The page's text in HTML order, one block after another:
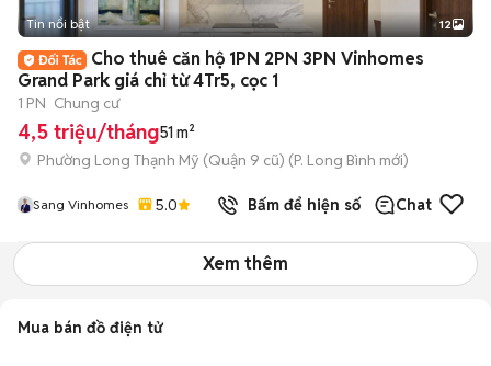
+2
Tin nổi bật 12
Cho thuê căn hộ 1PN 2PN 3PN Vinhomes
Grand Park giá chỉ từ 4Tr5, cọc 1
1 PN Chung cư
4,5 triệu/tháng51 m²
Phường Long Thạnh Mỹ (Quận 9 cũ) (P. Long Bình mới)
Sang Vinhomes 5.0 Bấm để hiện số Chat
Xem thêm
Mua bán đồ điện tử